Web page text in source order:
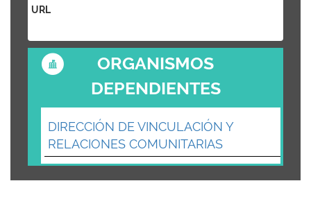
URL
ORGANISMOS
DEPENDIENTES
DIRECCIÓN DE VINCULACIÓN Y
RELACIONES COMUNITARIAS